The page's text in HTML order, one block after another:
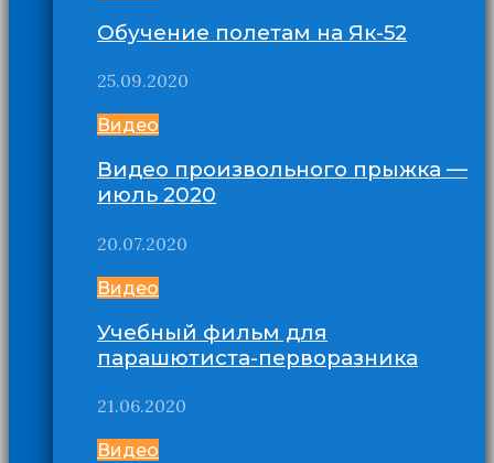
Обучение полетам на Як-52
25.09.2020
Видео
Видео произвольного прыжка —
июль 2020
20.07.2020
Видео
Учебный фильм для
парашютиста-перворазника
21.06.2020
Видео